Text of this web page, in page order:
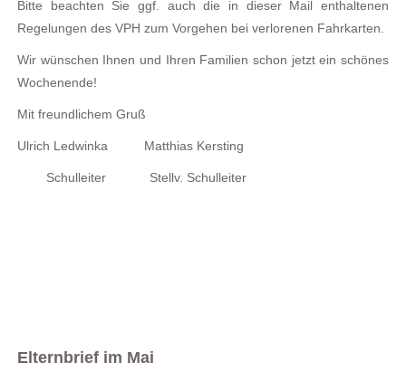
Bitte beachten Sie ggf. auch die in dieser Mail enthaltenen
Regelungen des VPH zum Vorgehen bei verlorenen Fahrkarten.
Wir wünschen Ihnen und Ihren Familien schon jetzt ein schönes
Wochenende!
Mit freundlichem Gruß
Ulrich Ledwinka Matthias Kersting
Schulleiter Stellv. Schulleiter
Elternbrief im Mai